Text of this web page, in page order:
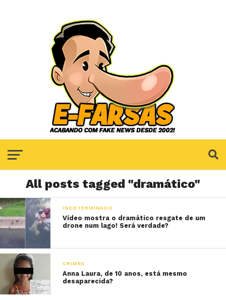
All posts tagged "dramático"
INDETERMINADO
Vídeo mostra o dramático resgate de um
drone num lago! Será verdade?
CRIMES
Anna Laura, de 10 anos, está mesmo
desaparecida?